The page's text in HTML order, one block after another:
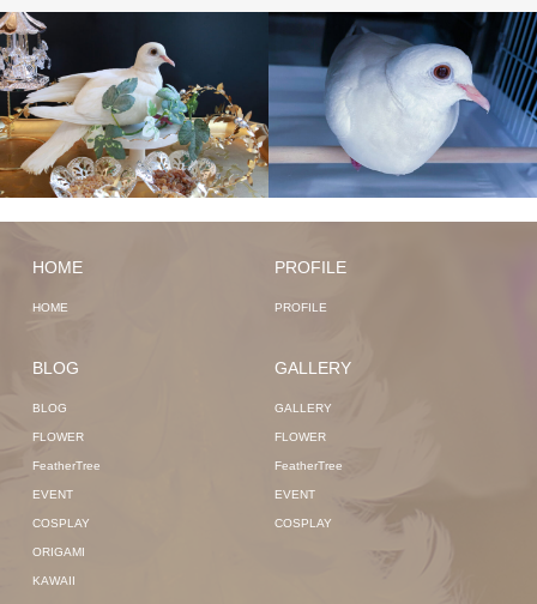
HOME
HOME
PROFILE
PROFILE
BLOG
BLOG
FLOWER
FeatherTree
EVENT
COSPLAY
ORIGAMI
KAWAII
GALLERY
GALLERY
FLOWER
FeatherTree
EVENT
COSPLAY